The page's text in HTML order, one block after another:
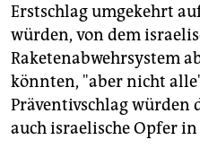
Erstschlag umgekehrt
würden, von dem
Raketenabwehrsystem
könnten, "aber nicht
Präventivschlag würden
auch israelische Opfer